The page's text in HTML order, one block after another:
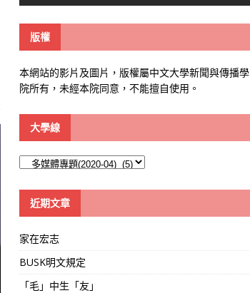
版權
本網站的影片及圖片，版權屬中文大學新聞與傳播學
院所有，未經本院同意，不能擅自使用。
大學線
線
近期文章
家在宏志
BUSK明文規定
「毛」中生「友」